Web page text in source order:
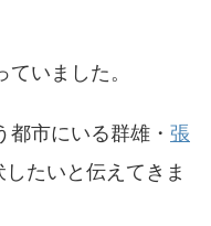
いました。
市にいる群雄・ 張
たいと伝えてきま